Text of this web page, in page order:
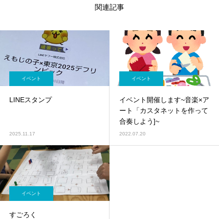
関連記事
イベント
LINEスタンプ
2025.11.17
イベント
イベント開催します~音楽×ア
ート「カスタネットを作って
合奏しよう]~
2022.07.20
イベント
すごろく